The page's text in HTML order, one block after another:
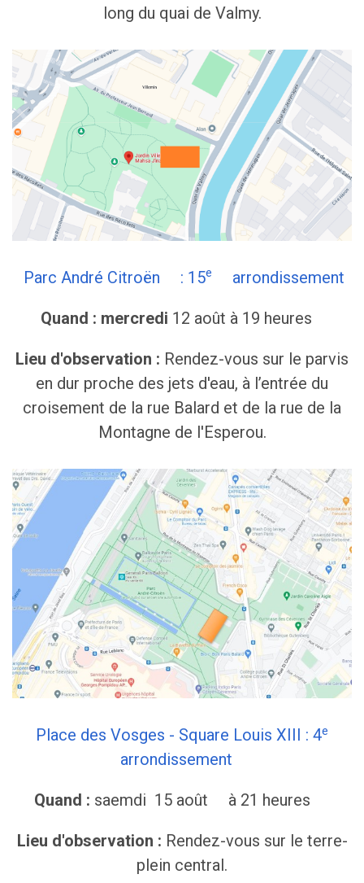
long du quai de Valmy.
Parc André Citroën : 15e arrondissement
Quand : mercredi 12 août à 19 heures
Lieu d'observation : Rendez-vous sur le parvis
en dur proche des jets d'eau, à l’entrée du
croisement de la rue Balard et de la rue de la
Montagne de l'Esperou.
Place des Vosges - Square Louis XIII : 4e
arrondissement
Quand : saemdi 15 août à 21 heures
Lieu d'observation : Rendez-vous sur le terre-
plein central.